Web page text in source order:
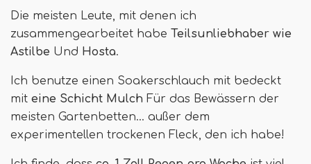
Die meisten Leute, mit denen ich
zusammengearbeitet habe Teilsunliebhaber wie
Astilbe Und Hosta.
Ich benutze einen Soakerschlauch mit bedeckt
mit eine Schicht Mulch Für das Bewässern der
meisten Gartenbetten… außer dem
experimentellen trockenen Fleck, den ich habe!